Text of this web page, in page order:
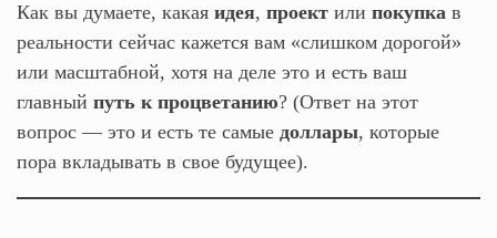
Как вы думаете, какая идея, проект или покупка в
реальности сейчас кажется вам «слишком дорогой»
или масштабной, хотя на деле это и есть ваш
главный путь к процветанию? (Ответ на этот
вопрос — это и есть те самые доллары, которые
пора вкладывать в свое будущее).